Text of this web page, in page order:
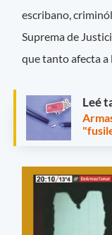
escribano,
Suprema de
que tanto afecta a
Leé